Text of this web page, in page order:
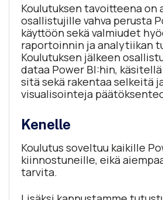
Koulutuksen tavoitteena on
osallistujille vahva perusta
käyttöön sekä valmiudet
raportoinnin ja analytiikan
Koulutuksen jälkeen
dataa Power BI:hin,
sitä sekä rakentaa selkeitä
visualisointeja
Kenelle
Koulutus soveltuu kaikille
kiinnostuneille, eikä
tarvita.